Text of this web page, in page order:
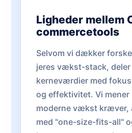
Ligheder mellem
commercetools
Selvom vi dækker
jeres vækst-stack,
kerneværdier med
og effektivitet. Vi mener
moderne vækst kræver,
med "one-size-fits-all"